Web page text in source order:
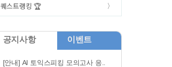
퀘스트랭킹 🏆
공지사항 이벤트
[안내] AI 토익스피킹 모의고사 응..